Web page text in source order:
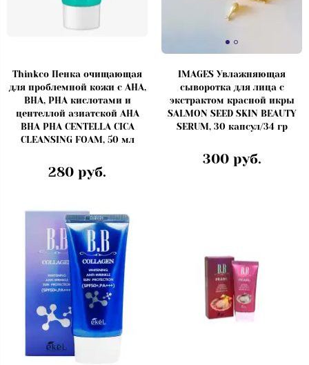
Thinkco Пенка очищающая
для проблемной кожи с AHA,
BHA, PHA кислотами и
центеллой азиатской AHA
BHA PHA CENTELLA CICA
CLEANSING FOAM, 50 мл
280 руб.
IMAGES Увлажняющая
сыворотка для лица с
экстрактом красной икры
SALMON SEED SKIN BEAUTY
SERUM, 30 капсул/34 гр
300 руб.